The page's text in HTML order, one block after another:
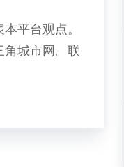
平台观点。
城市网。联